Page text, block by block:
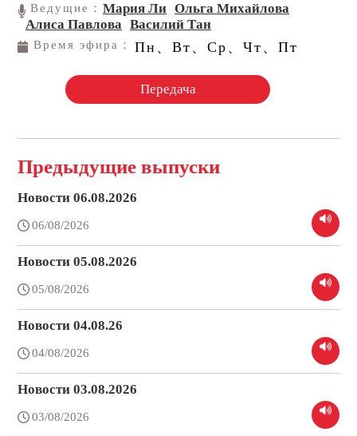
Ведущие：Мария Ли Ольга Михайлова
Алиса Павлова Василий Тан
Время эфира： Пн、Вт、Ср、Чт、Пт
Передача
Предыдущие выпуски
Новости 06.08.2026
06/08/2026
Новости 05.08.2026
05/08/2026
Новости 04.08.26
04/08/2026
Новости 03.08.2026
03/08/2026